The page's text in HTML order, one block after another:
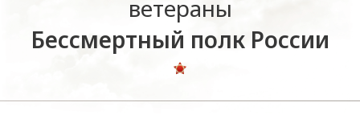
ветераны
Бессмертный полк России